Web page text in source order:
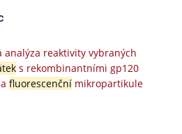
analýza reaktivity vybraných
s rekombinantními gp120
fluorescenčnímikropartikule